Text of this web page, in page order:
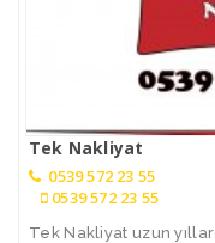
Tek Nakliyat
0539 572 23 55
0539 572 23 55
Tek Nakliyat uzun